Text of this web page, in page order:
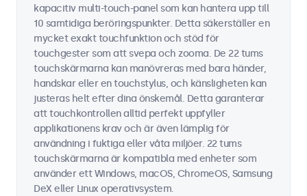
kapacitiv multi-touch-panel som kan hantera upp till
10 samtidiga beröringspunkter. Detta säkerställer en
mycket exakt touchfunktion och stöd för
touchgester som att svepa och zooma. De 22 tums
touchskärmarna kan manövreras med bara händer,
handskar eller en touchstylus, och känsligheten kan
justeras helt efter dina önskemål. Detta garanterar
att touchkontrollen alltid perfekt uppfyller
applikationens krav och är även lämplig för
användning i fuktiga eller våta miljöer. 22 tums
touchskärmarna är kompatibla med enheter som
använder ett Windows, macOS, ChromeOS, Samsung
DeX eller Linux operativsystem.